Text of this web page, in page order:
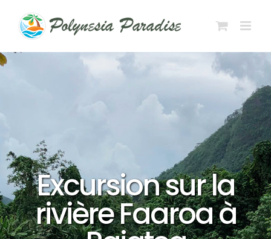
contenu
Excursion sur la
rivière Faaroa à